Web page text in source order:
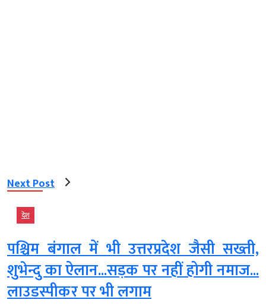
Next Post
देश
पश्चिम बंगाल में भी उत्तरप्रदेश जैसी सख्ती,
शुभेन्दु का ऐलान...सड़क पर नहीं होगी नमाज...
लाउडस्पीकर पर भी लगाम